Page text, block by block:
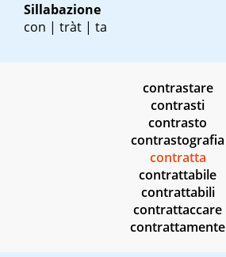
Sillabazione
con | tràt | ta
contrastare
contrasti
contrasto
contrastografia
contratta
contrattabile
contrattabili
contrattaccare
contrattamente